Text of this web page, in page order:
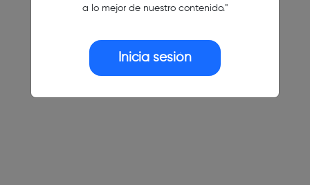
a lo mejor de nuestro contenido."
Inicia sesión